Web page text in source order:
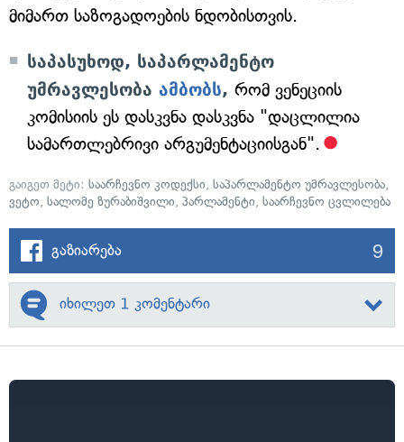
მიმართ საზოგადოების ნდობისთვის.
საპასუხოდ, საპარლამენტო
უმრავლესობა ამბობს, რომ ვენეციის
კომისიის ეს დასკვნა დასკვნა "დაცლილია
სამართლებრივი არგუმენტაციისგან".
გაიგეთ მეტი: საარჩევნო კოდექსი, საპარლამენტო უმრავლესობა,
ვეტო, სალომე ზურაბიშვილი, პარლამენტი, საარჩევნო ცვლილება
გაზიარება 9
იხილეთ 1 კომენტარი